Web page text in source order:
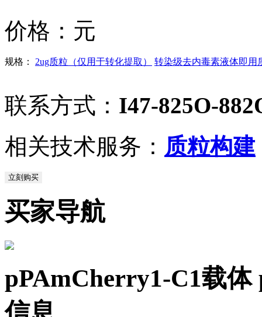
价格： 元
规格： 2ug质粒（仅用于转化提取） 转染级去内毒素液体即用
联系方式： I47-825O-
相关技术服务： 质粒构建
立刻购买
买家导航
pPAmCherry1-C1载